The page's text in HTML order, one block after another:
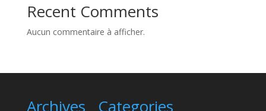
Recent Comments
Aucun commentaire à afficher.
Archives Categories